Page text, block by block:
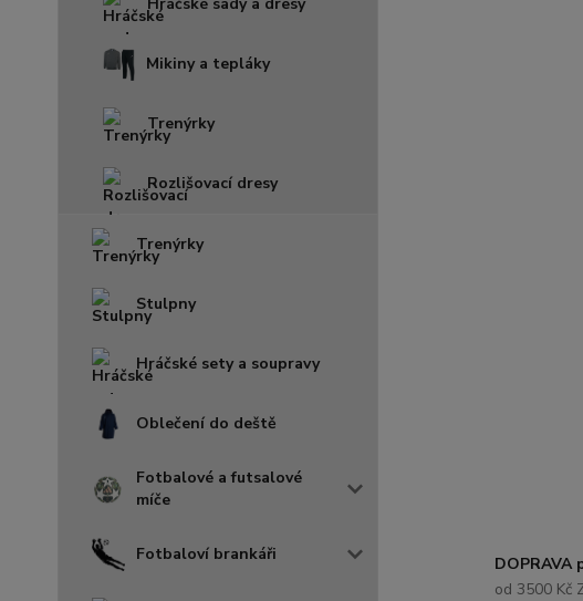
Mikiny a tepláky
Trenýrky
Rozlišovací dresy
Trenýrky
Stulpny
Hráčské sety a soupravy
Oblečení do deště
Fotbalové a futsalové
míče
Fotbaloví brankáři
DOPRAVA
od 3500 Kč